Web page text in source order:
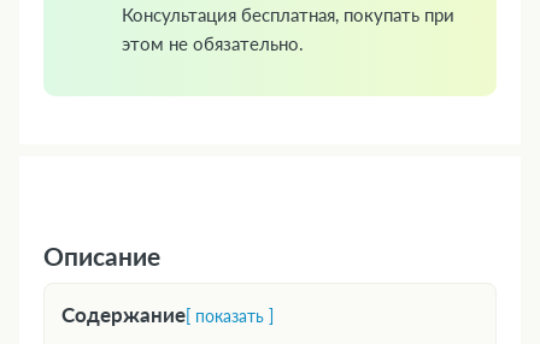
Консультация бесплатная, покупать при
этом не обязательно.
Описание
Содержание[ показать ]